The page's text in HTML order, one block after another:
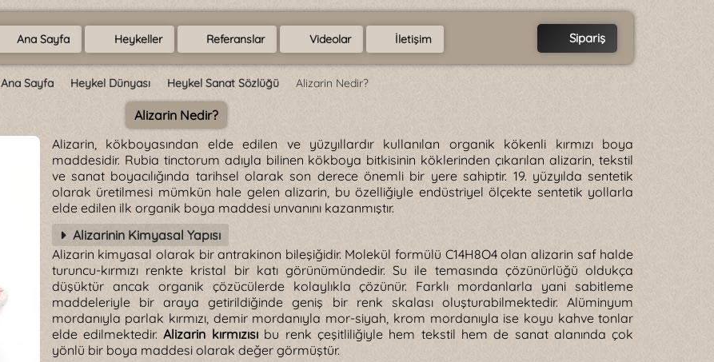
Ana Sayfa Heykeller Referanslar Videolar İletişim Sipariş
Ana Sayfa Heykel Dünyası Heykel Sanat Sözlüğü Alizarin Nedir?
Alizarin Nedir?
Alizarin, kökboyasından elde edilen ve yüzyıllardır kullanılan organik kökenli kırmızı boya
maddesidir. Rubia tinctorum adıyla bilinen kökboya bitkisinin köklerinden çıkarılan alizarin, tekstil
ve sanat boyacılığında tarihsel olarak son derece önemli bir yere sahiptir. 19. yüzyılda sentetik
olarak üretilmesi mümkün hale gelen alizarin, bu özelliğiyle endüstriyel ölçekte sentetik yollarla
elde edilen ilk organik boya maddesi unvanını kazanmıştır.
Alizarinin Kimyasal Yapısı
Alizarin kimyasal olarak bir antrakinon bileşiğidir. Molekül formülü C14H8O4 olan alizarin saf halde
turuncu-kırmızı renkte kristal bir katı görünümündedir. Su ile temasında çözünürlüğü oldukça
düşüktür ancak organik çözücülerde kolaylıkla çözünür. Farklı mordanlarla yani sabitleme
maddeleriyle bir araya getirildiğinde geniş bir renk skalası oluşturabilmektedir. Alüminyum
mordanıyla parlak kırmızı, demir mordanıyla mor-siyah, krom mordanıyla ise koyu kahve tonlar
elde edilmektedir.Alizarin kırmızısıbu renk çeşitliliğiyle hem tekstil hem de sanat alanında çok
yönlü bir boya maddesi olarak değer görmüştür.